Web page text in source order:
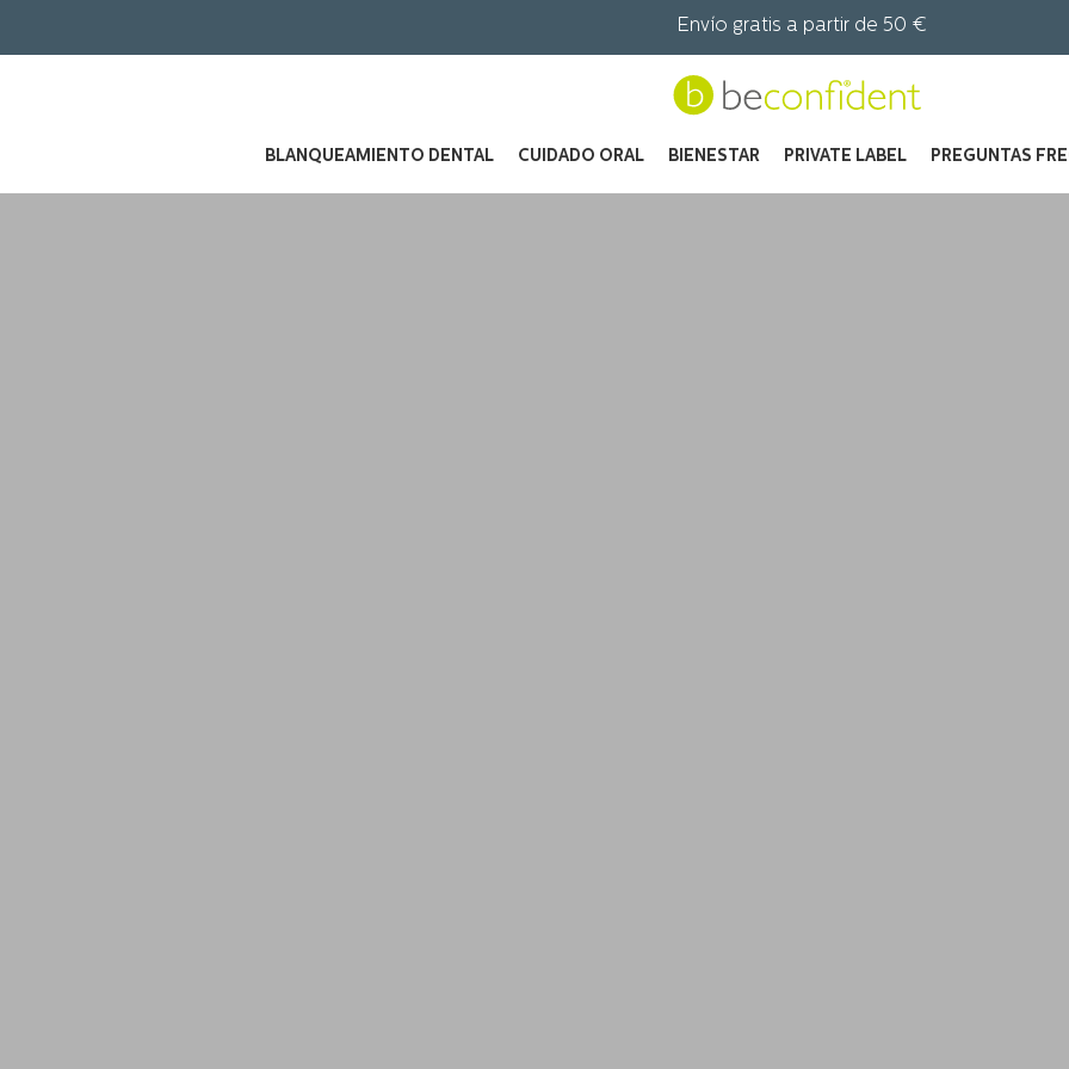
Envío gratis a partir de 50 €
BLANQUEAMIENTO DENTAL CUIDADO ORAL BIENESTAR PRIVATE LABEL PREGUNTAS